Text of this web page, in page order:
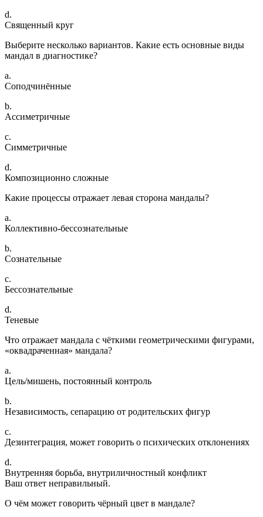
d.
Священный круг
Выберите несколько вариантов. Какие есть основные виды
мандал в диагностике?
a.
Соподчинённые
b.
Ассиметричные
c.
Симметричные
d.
Композиционно сложные
Какие процессы отражает левая сторона мандалы?
a.
Коллективно-бессознательные
b.
Сознательные
c.
Бессознательные
d.
Теневые
Что отражает мандала с чёткими геометрическими фигурами,
«оквадраченная» мандала?
a.
Цель/мишень, постоянный контроль
b.
Независимость, сепарацию от родительских фигур
c.
Дезинтеграция, может говорить о психических отклонениях
d.
Внутренняя борьба, внутриличностный конфликт
Ваш ответ неправильный.
О чём может говорить чёрный цвет в мандале?